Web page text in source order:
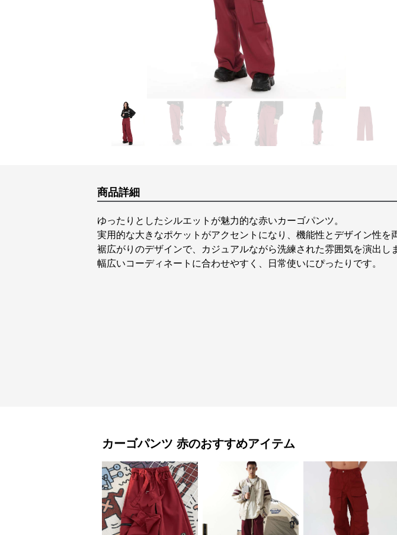
商品詳細
ゆったりとしたシルエットが魅力的な赤いカーゴパンツ。
実用的な大きなポケットがアクセントになり、機能性とデザイン性を
裾広がりのデザインで、カジュアルながら洗練された雰囲気を演出し
幅広いコーディネートに合わせやすく、日常使いにぴったりです。
カーゴパンツ 赤のおすすめアイテム